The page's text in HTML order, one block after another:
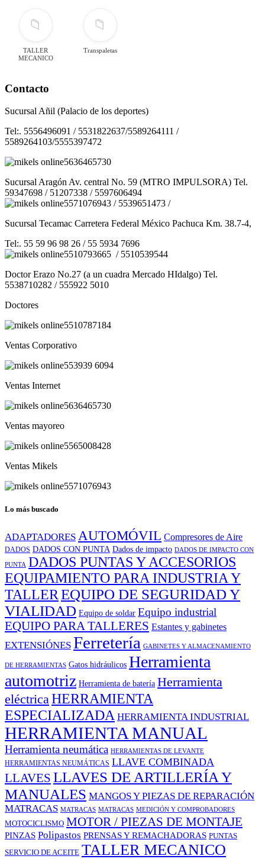
📁
TALLER
MECANICO
📁
Transpaletas
Contacto
Sucursal Añil (Palacio de los deportes)
Tel:. 5556496091 / 5531822637/5589264111 /
5589264103/5555397472
5636465730
Sucursal Aragón Av. central No. 59 (MTRO IMPULSORA) Tel.
59347698 / 51207338 / 5597606494
5571076943 / 5539651473 /
Sucursal Tecamac Carretera Federal México Pachuca Km. 38.7-4,
Tel:. 55 59 96 98 26 / 55 5934 7696
5510793665 / 5510539544
Doctor Erazo No.27 (a un cuadra Mercado HIdalgo) Tel.
5538710282 / 555922 5010
Doctores
5510787184
Ventas Corporativo
553939 6094
Ventas Internet
5636465730
Ventas mayoreo
5565008428
Ventas Mikels
5571076943
Lo más buscado
ADAPTADORES AUTOMÓVIL Compresores de Aire
DADOS DADOS CON PUNTA Dados de impacto DADOS DE IMPACTO CON
PUNTA DADOS PUNTAS Y ACCESORIOS
EQUIPAMIENTO PARA INDUSTRIA Y
TALLER EQUIPO DE SEGURIDAD Y
VIALIDAD Equipo de soldar Equipo industrial
EQUIPO PARA TALLERES Estantes y gabinetes
EXTENSIÓNES Ferretería GABINETES Y ALMACENAMIENTO
DE HERRAMIENTAS Gatos hidráulicos Herramienta
automotriz Herramienta de batería Herramienta
eléctrica HERRAMIENTA
ESPECIALIZADA HERRAMIENTA INDUSTRIAL
HERRAMIENTA MANUAL
Herramienta neumática HERRAMIENTAS DE LEVANTE
HERRAMIENTAS NEUMÁTICAS LLAVE COMBINADA
LLAVES LLAVES DE ARTILLERÍA Y
MANUALES MANGOS Y PIEZAS DE REPARACIÓN
MATRACAS MATRACAS MATRACAS MEDICIÓN Y COMPROBADORES
MOTOCICLISMO MOTOR / PIEZAS DE MONTAJE
PINZAS Polipastos PRENSAS Y REMACHADORAS PUNTAS
SERVICIO DE ACEITE TALLER MECANICO